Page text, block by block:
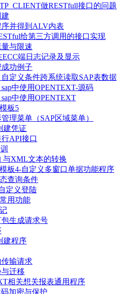
做RESTfull接口的问题
并得到ALV内表
给第三方调用的接口实现
与限速
ECC端日志记录及显示
功例子
定义条件跨系统读取SAP表数据
中使用OPENTEXT-源码
中使用OPENTEXT
板5
理菜单（SAP区域菜单）
建凭证
API接口
与XML文本的转换
板4-自定义多窗口单据功能程序
查询条件
定义登陆
用功能
生成请求号
建程序
输请求
迁移
相关想关报表通用程序
加密与保护